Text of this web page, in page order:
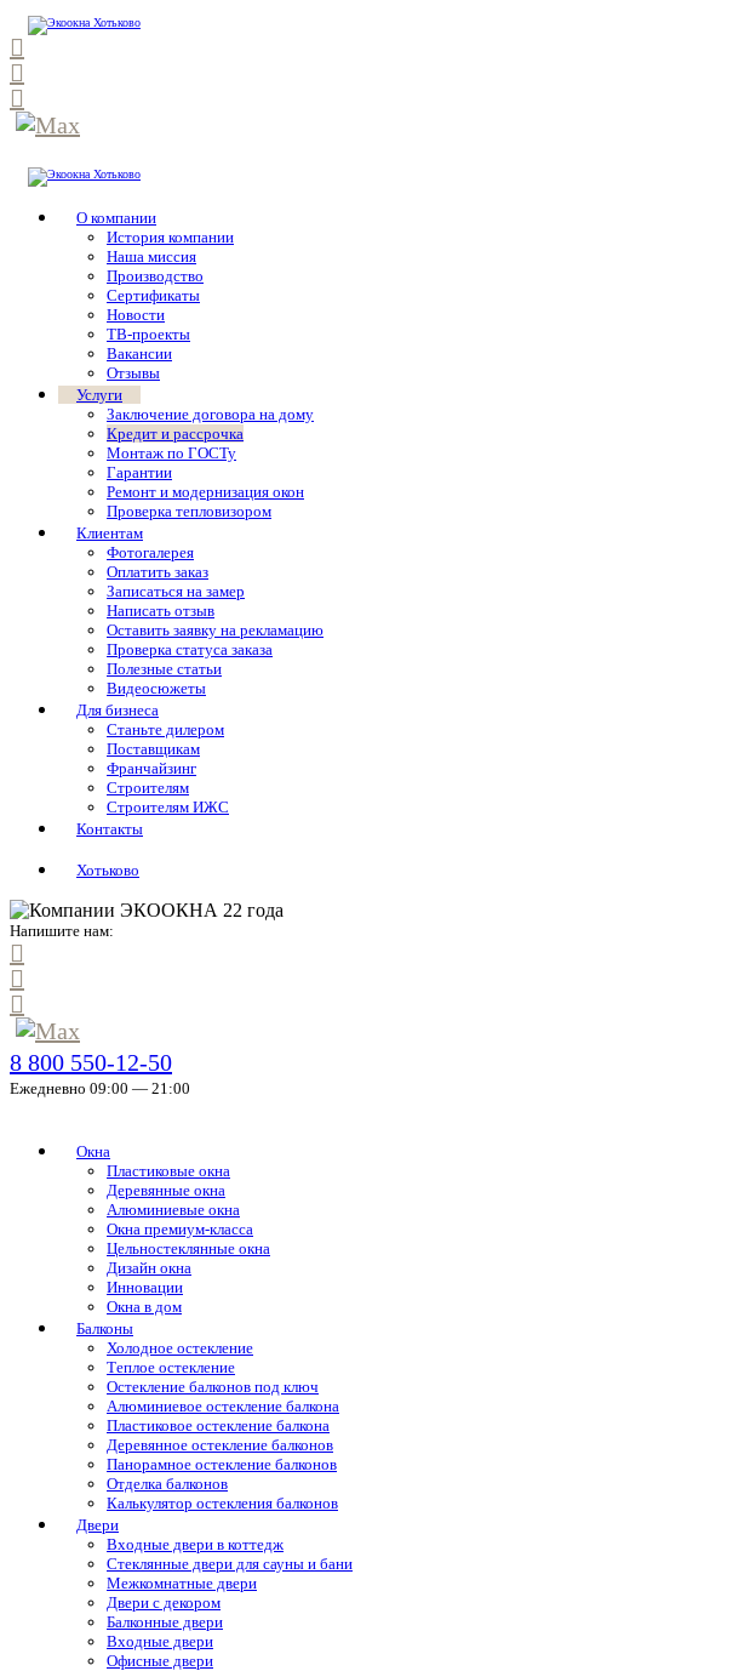
О компании
История компании
Наша миссия
Производство
Сертификаты
Новости
ТВ-проекты
Вакансии
Отзывы
Услуги
Заключение договора на дому
Кредит и рассрочка
Монтаж по ГОСТу
Гарантии
Ремонт и модернизация окон
Проверка тепловизором
Клиентам
Фотогалерея
Оплатить заказ
Записаться на замер
Написать отзыв
Оставить заявку на рекламацию
Проверка статуса заказа
Полезные статьи
Видеосюжеты
Для бизнеса
Станьте дилером
Поставщикам
Франчайзинг
Строителям
Строителям ИЖС
Контакты
Хотьково
Напишите нам:
8 800 550-12-50
Ежедневно 09:00 — 21:00
Окна
Пластиковые окна
Деревянные окна
Алюминиевые окна
Окна премиум-класса
Цельностеклянные окна
Дизайн окна
Инновации
Окна в дом
Балконы
Холодное остекление
Теплое остекление
Остекление балконов под ключ
Алюминиевое остекление балкона
Пластиковое остекление балкона
Деревянное остекление балконов
Панорамное остекление балконов
Отделка балконов
Калькулятор остекления балконов
Двери
Входные двери в коттедж
Стеклянные двери для сауны и бани
Межкомнатные двери
Двери с декором
Балконные двери
Входные двери
Офисные двери